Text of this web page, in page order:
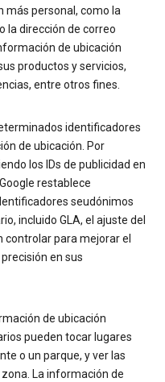
más personal, como la
la dirección de correo
de ubicación
productos y servicios,
entre otros fines.
identificadores
de ubicación. Por
los IDs de publicidad en
restablece
seudónimos
incluido GLA, el ajuste del
controlar para mejorar el
en sus
de ubicación
pueden tocar lugares
o un parque, y ver las
La información de